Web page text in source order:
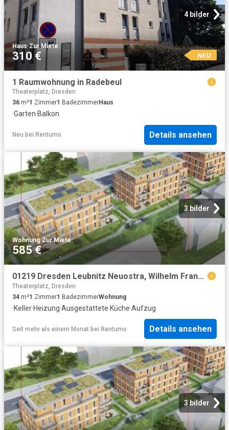
4 bilder
Haus·Zur Miete
310 € NEU
1 Raumwohnung in Radebeul
Theaterplatz, Dresden
36 m²1 Zimmer1 BadezimmerHaus
·Garten·Balkon
Neu bei Rentumo Details ansehen
3 bilder
Wohnung·Zur Miete
585 €
01219 Dresden Leubnitz Neuostra, Wilhelm Franke Straße 35 WE 36
Theaterplatz, Dresden
34 m²1 Zimmer1 BadezimmerWohnung
·Keller·Heizung·Ausgestattete Küche·Aufzug
Seit mehr als einem Monat bei Rentumo Details ansehen
3 bilder